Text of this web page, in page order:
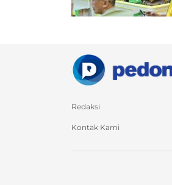
Redaksi
Kontak Kami